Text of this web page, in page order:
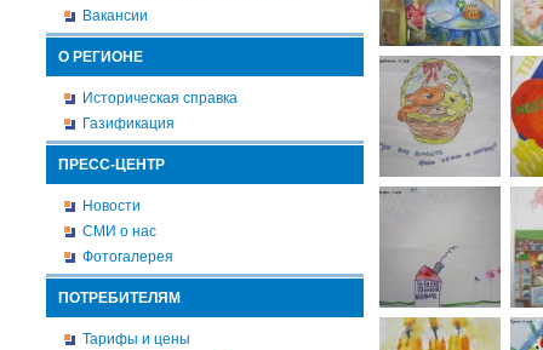
Вакансии
О РЕГИОНЕ
Историческая справка
Газификация
ПРЕСС-ЦЕНТР
Новости
СМИ о нас
Фотогалерея
ПОТРЕБИТЕЛЯМ
Тарифы и цены